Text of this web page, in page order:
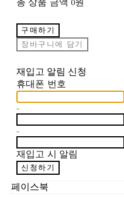
구매하기
장바구니에 담기
재입고 알림 신청
휴대폰 번호
-
-
재입고 시 알림
신청하기
페이스북